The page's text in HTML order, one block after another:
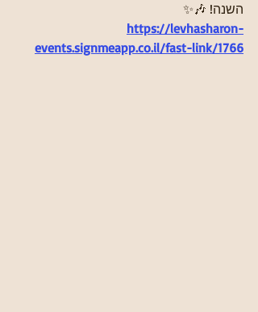
השנה! 🎶✨
https://levhasharon-
events.signmeapp.co.il/fast-link/1766